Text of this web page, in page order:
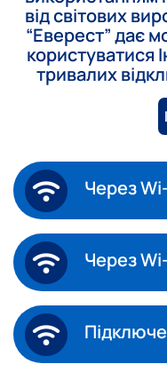
від світових
“Еверест” дає
користуватися
тривалих
Через
Через